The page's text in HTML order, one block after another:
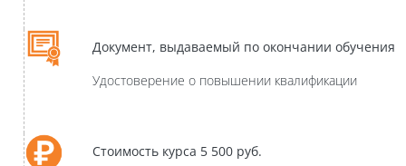
Документ, выдаваемый по окончании обучения
Удостоверение о повышении квалификации
Стоимость курса 5 500 руб.